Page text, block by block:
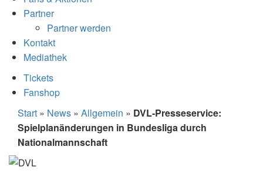
Partner
Partner werden
Kontakt
Mediathek
Tickets
Fanshop
Start » News » Allgemein » DVL-Presseservice:
Spielplanänderungen in Bundesliga durch
Nationalmannschaft